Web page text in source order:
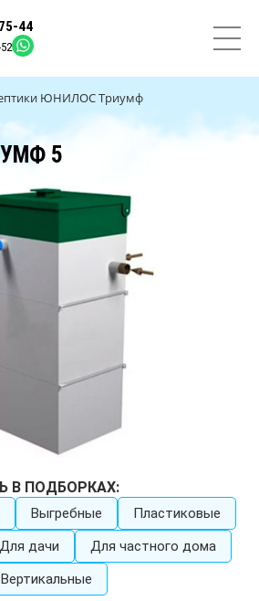
44
ЮНИЛОС Триумф
5
В ПОДБОРКАХ:
Выгребные
Пластиковые
Для дачи
Для частного дома
Вертикальные